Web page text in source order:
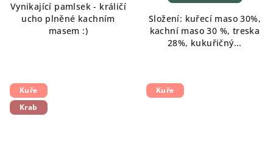
Vynikající pamlsek - králičí
ucho plněné kachním
masem :)
Složení: kuřecí maso 30%,
kachní maso 30 %, treska
28%, kukuřičný...
Kuře
Krab
Kuře